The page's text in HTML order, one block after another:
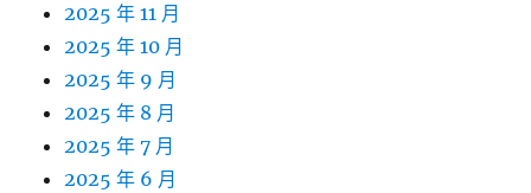
2025 年 11 月
2025 年 10 月
2025 年 9 月
2025 年 8 月
2025 年 7 月
2025 年 6 月